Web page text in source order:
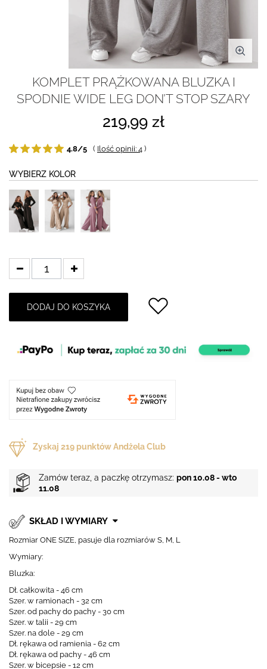
KOMPLET PRĄŻKOWANA BLUZKA I
SPODNIE WIDE LEG DON’T STOP SZARY
219,99 zł
4.8/5 ( Ilość opinii: 4 )
WYBIERZ KOLOR
DODAJ DO KOSZYKA
Zyskaj 219 punktów Andżela Club
Zamów teraz, a paczkę otrzymasz: pon 10.08 - wto
11.08
SKŁAD I WYMIARY
Rozmiar ONE SIZE, pasuje dla rozmiarów S, M, L
Wymiary:
Bluzka:
Dł. całkowita - 46 cm
Szer. w ramionach - 32 cm
Szer. od pachy do pachy - 30 cm
Szer. w talii - 29 cm
Szer. na dole - 29 cm
Dł. rękawa od ramienia - 62 cm
Dł. rękawa od pachy - 46 cm
Szer. w bicepsie - 12 cm